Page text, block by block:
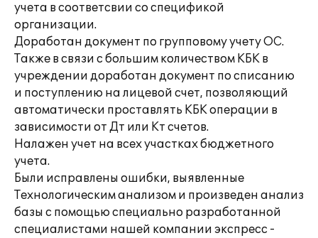
учета в соответсвии со спецификой
организации.
Доработан документ по групповому учету ОС.
Также в связи с большим количеством КБК в
учреждении доработан документ по списанию
и поступлению на лицевой счет, позволяющий
автоматически проставлять КБК операции в
зависимости от Дт или Кт счетов.
Налажен учет на всех участках бюджетного
учета.
Были исправлены ошибки, выявленные
Технологическим анализом и произведен анализ
базы с помощью специально разработанной
специалистами нашей компании экспресс -